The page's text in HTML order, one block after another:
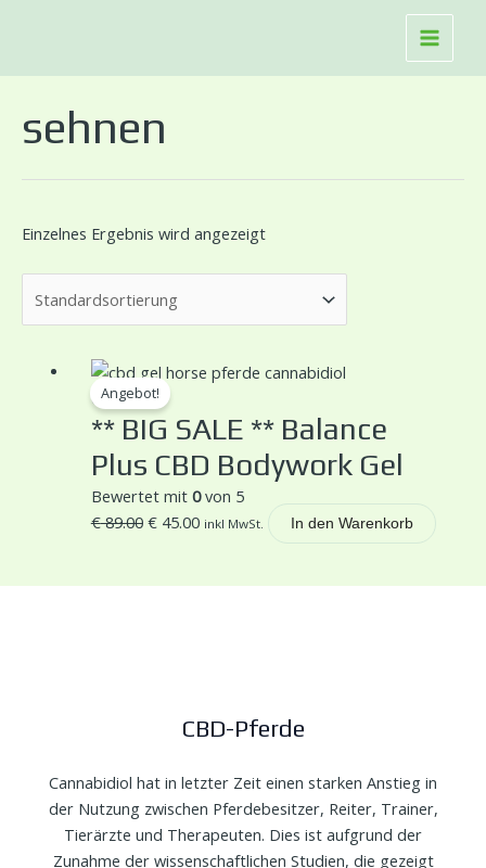
sehnen
Einzelnes Ergebnis wird angezeigt
Angebot!
CBD
** BIG SALE ** Balance
Plus CBD Bodywork Gel
Bewertet mit 0von 5
€89.00
Ursprünglicher
Preis
war:
€45.00
Aktueller
ist:
inkl MwSt. In den Warenkorb
CBD-Pferde
Cannabidiol hat in letzter Zeit einen starken Anstieg in
der Nutzung zwischen Pferdebesitzer, Reiter, Trainer,
Tierärzte und Therapeuten. Dies ist aufgrund der
Zunahme der wissenschaftlichen Studien, die gezeigt